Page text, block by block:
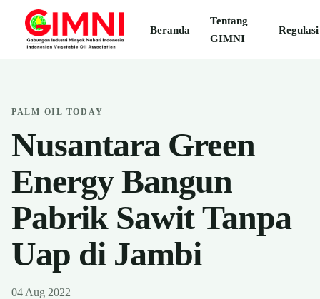
Beranda
Tentang
GIMNI
Regulasi
PALM OIL TODAY
Nusantara Green
Energy Bangun
Pabrik Sawit Tanpa
Uap di Jambi
04 Aug 2022